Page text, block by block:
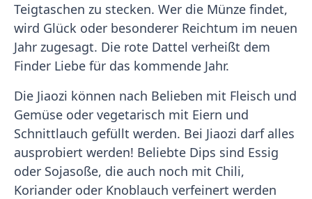
Teigtaschen zu stecken. Wer die Münze findet,
wird Glück oder besonderer Reichtum im neuen
Jahr zugesagt. Die rote Dattel verheißt dem
Finder Liebe für das kommende Jahr.
Die Jiaozi können nach Belieben mit Fleisch und
Gemüse oder vegetarisch mit Eiern und
Schnittlauch gefüllt werden. Bei Jiaozi darf alles
ausprobiert werden! Beliebte Dips sind Essig
oder Sojasoße, die auch noch mit Chili,
Koriander oder Knoblauch verfeinert werden